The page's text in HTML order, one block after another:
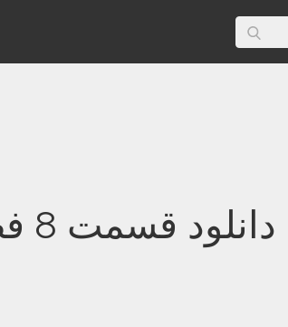
دانلود قسمت 8 فصل دوم سریال Killjoys